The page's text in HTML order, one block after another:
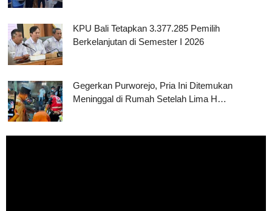
KPU Bali Tetapkan 3.377.285 Pemilih
Berkelanjutan di Semester I 2026
Gegerkan Purworejo, Pria Ini Ditemukan
Meninggal di Rumah Setelah Lima H…